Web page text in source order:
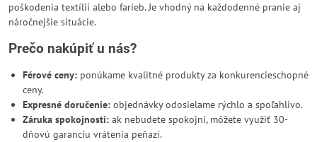
poškodenia textílií alebo farieb. Je vhodný na každodenné pranie aj
náročnejšie situácie.
Prečo nakúpiť u nás?
Férové ceny: ponúkame kvalitné produkty za konkurencieschopné
ceny.
Expresné doručenie: objednávky odosielame rýchlo a spoľahlivo.
Záruka spokojnosti: ak nebudete spokojní, môžete využiť 30-
dňovú garanciu vrátenia peňazí.